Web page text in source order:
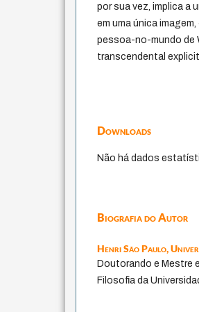
por sua vez, implica a
em uma única
pessoa-no-mundo de
transcendental
Downloads
Não há dados
Biografia do Autor
Henri São Paulo,
Doutorando e Mestre
Filosofia da